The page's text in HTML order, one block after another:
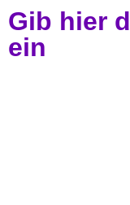
Gib hier
ein